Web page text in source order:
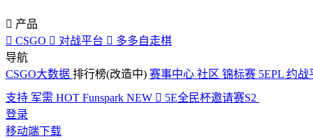
 产品
 CSGO  对战平台  多多自走棋
导航
CSGO大数据 排行榜(改造中) 赛事中心 社区 锦标赛 5EPL 约战
支持 军需 HOT Funspark NEW  5E全民杯邀请赛S2
登录
移动端下载